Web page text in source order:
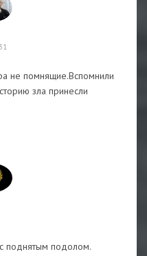
не помнящие.Вспомнили
зла принесли
поднятым подолом.